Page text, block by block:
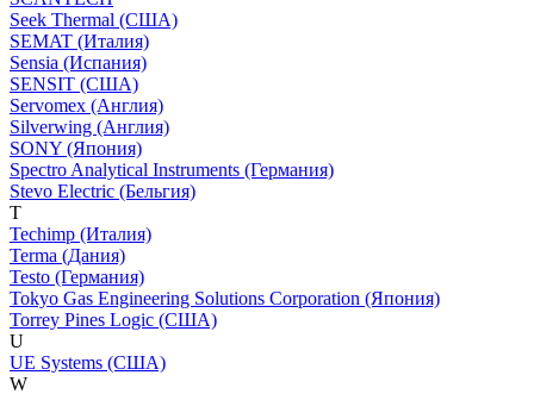
Seek Thermal (США)
SEMAT (Италия)
Sensia (Испания)
SENSIT (США)
Servomex (Англия)
Silverwing (Англия)
SONY (Япония)
Spectro Analytical Instruments (Германия)
Stevo Electric (Бельгия)
T
Techimp (Италия)
Terma (Дания)
Testo (Германия)
Tokyo Gas Engineering Solutions Corporation (Япония)
Torrey Pines Logic (США)
U
UE Systems (США)
W